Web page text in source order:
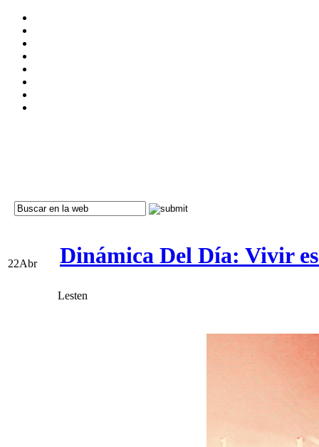
22Abr Dinámica Del Día: Vivir
Lesten